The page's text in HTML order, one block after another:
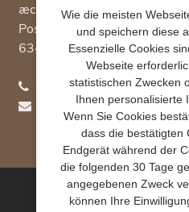
æcht Vertriebsgesellschaft
Postfach 1234
63402
Hanau
+49 (0)69 348 790 780
hydroo(at)aecht.net
æcht
Wie die meisten
und speichern diese
Essenzielle Cookies
Webseite
statistischen Zwecken
Ihnen personalisierte
Wenn Sie Cookies
dass die bestätigten
Endgerät während der
die folgenden 30 Tage
angegebenen Zweck
können Ihre